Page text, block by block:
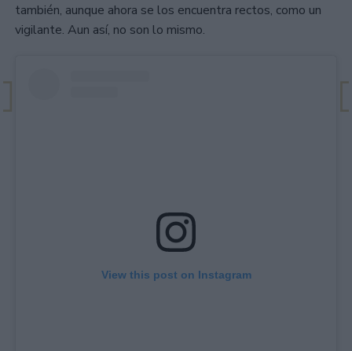
también, aunque ahora se los encuentra rectos, como un
vigilante. Aun así, no son lo mismo.
View this post on Instagram